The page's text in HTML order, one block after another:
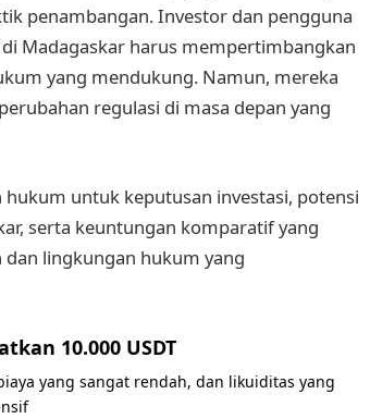
penambangan. Investor dan pengguna
Madagaskar harus mempertimbangkan
yang mendukung. Namun, mereka
regulasi di masa depan yang
untuk keputusan investasi, potensi
serta keuntungan komparatif yang
lingkungan hukum yang
10.000 USDT
yang sangat rendah, dan likuiditas yang